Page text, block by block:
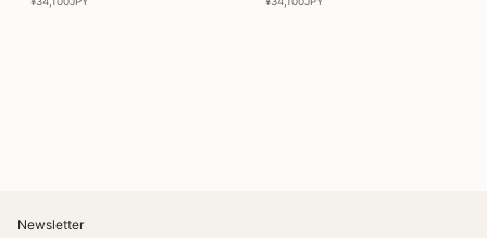
Newsletter